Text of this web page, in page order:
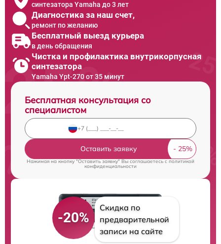
синтезатора Yamaha до 3 лет
Диагностика за наш счет,
ремонт по желанию
Бесплатный выезд курьера
в день обращения
Чистка и профилактика внутрикорпусная
синтезатора
Yamaha Ypt-270 от 35 минут
Бесплатная консультация со
специалистом
Оставить заявку
Нажимая на кнопку "Оставить заявку" Вы соглашаетесь cполитикой
конфиденциальности
-20%
Скидка по
предварительной
записи на сайте